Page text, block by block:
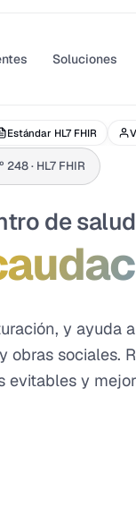
Soluciones
Estándar HL7 FHIR
248 · HL7 FHIR
de
y ayuda
obras sociales.
evitables y